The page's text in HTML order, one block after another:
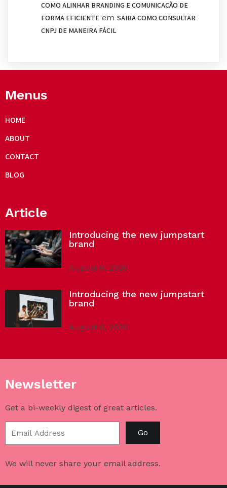
COMO ALINHAR BRANDING E COMUNICAÇÃO DE
FORMA EFICIENTE em SAIBA COMO CONSULTAR
CNPJ DE MANEIRA FÁCIL
Menus
HOME
ABOUT
CONTACT
BLOG
Article
Introducing the new jumpstart
brand
August 6, 2020
Introducing the new jumpstart
brand
August 6, 2020
Newsletter
Get a bi-weekly digest of great articles.
Go
We will never share your email address.